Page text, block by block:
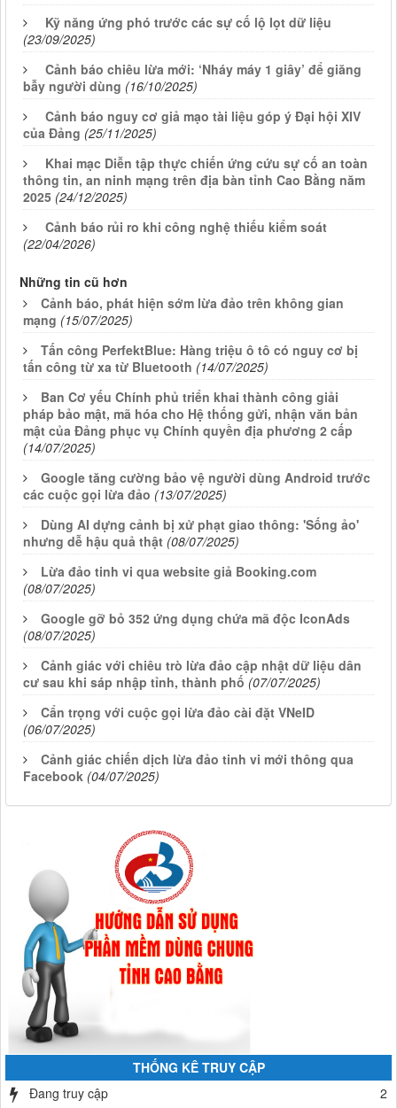
Kỹ năng ứng phó trước các sự cố lộ lọt dữ liệu
(23/09/2025)
Cảnh báo chiêu lừa mới: ‘Nháy máy 1 giây’ để giăng
bẫy người dùng (16/10/2025)
Cảnh báo nguy cơ giả mạo tài liệu góp ý Đại hội XIV
của Đảng (25/11/2025)
Khai mạc Diễn tập thực chiến ứng cứu sự cố an toàn
thông tin, an ninh mạng trên địa bàn tỉnh Cao Bằng năm
2025 (24/12/2025)
Cảnh báo rủi ro khi công nghệ thiếu kiểm soát
(22/04/2026)
Những tin cũ hơn
Cảnh báo, phát hiện sớm lừa đảo trên không gian
mạng (15/07/2025)
Tấn công PerfektBlue: Hàng triệu ô tô có nguy cơ bị
tấn công từ xa từ Bluetooth (14/07/2025)
Ban Cơ yếu Chính phủ triển khai thành công giải
pháp bảo mật, mã hóa cho Hệ thống gửi, nhận văn bản
mật của Đảng phục vụ Chính quyền địa phương 2 cấp
(14/07/2025)
Google tăng cường bảo vệ người dùng Android trước
các cuộc gọi lừa đảo (13/07/2025)
Dùng AI dựng cảnh bị xử phạt giao thông: 'Sống ảo'
nhưng dễ hậu quả thật (08/07/2025)
Lừa đảo tinh vi qua website giả Booking.com
(08/07/2025)
Google gỡ bỏ 352 ứng dụng chứa mã độc IconAds
(08/07/2025)
Cảnh giác với chiêu trò lừa đảo cập nhật dữ liệu dân
cư sau khi sáp nhập tỉnh, thành phố (07/07/2025)
Cẩn trọng với cuộc gọi lừa đảo cài đặt VNeID
(06/07/2025)
Cảnh giác chiến dịch lừa đảo tinh vi mới thông qua
Facebook (04/07/2025)
THỐNG KÊ TRUY CẬP
Đang truy cập
2